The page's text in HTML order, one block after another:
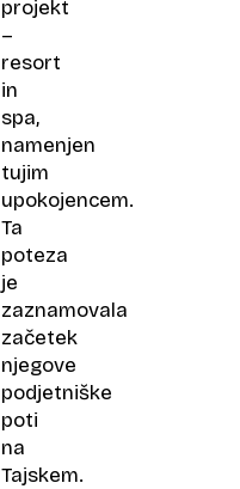
projekt
–
resort
in
spa,
namenjen
tujim
upokojencem.
Ta
poteza
je
zaznamovala
začetek
njegove
podjetniške
poti
na
Tajskem.